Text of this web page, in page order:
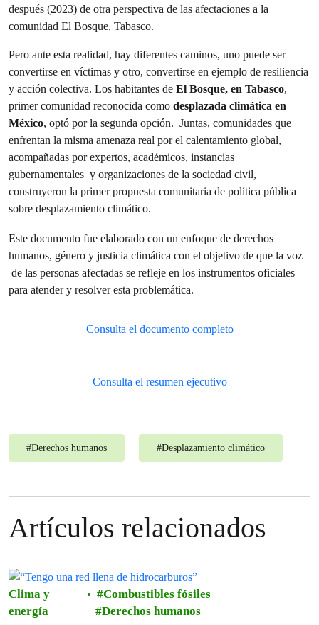
Pero ante esta realidad, hay diferentes caminos, uno puede ser
convertirse en víctimas y otro, convertirse en ejemplo de resiliencia
y acción colectiva. Los habitantes de El Bosque, en Tabasco,
primer comunidad reconocida como desplazada climática en
México, optó por la segunda opción. Juntas, comunidades que
enfrentan la misma amenaza real por el calentamiento global,
acompañadas por expertos, académicos, instancias
gubernamentales y organizaciones de la sociedad civil,
construyeron la primer propuesta comunitaria de política pública
sobre desplazamiento climático.
Este documento fue elaborado con un enfoque de derechos
humanos, género y justicia climática con el objetivo de que la voz
de las personas afectadas se refleje en los instrumentos oficiales
para atender y resolver esta problemática.
Consulta el documento completo
Consulta el resumen ejecutivo
#Derechos humanos #Desplazamiento climático
Artículos relacionados
Clima y
energía
Combustibles fósiles
Derechos humanos